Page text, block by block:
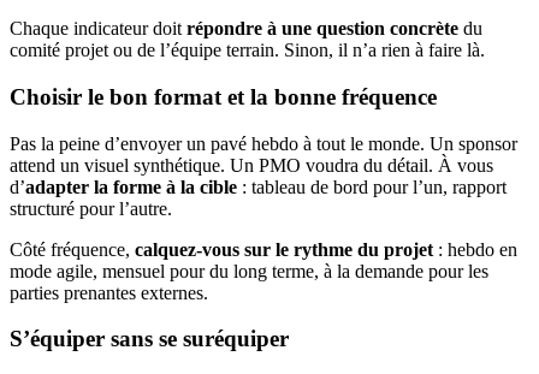
Chaque indicateur doit répondre à une question concrète du
comité projet ou de l’équipe terrain. Sinon, il n’a rien à faire là.
Choisir le bon format et la bonne fréquence
Pas la peine d’envoyer un pavé hebdo à tout le monde. Un sponsor
attend un visuel synthétique. Un PMO voudra du détail. À vous
d’adapter la forme à la cible : tableau de bord pour l’un, rapport
structuré pour l’autre.
Côté fréquence, calquez-vous sur le rythme du projet : hebdo en
mode agile, mensuel pour du long terme, à la demande pour les
parties prenantes externes.
S’équiper sans se suréquiper